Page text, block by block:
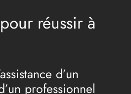
réussir à
d’un
professionnel